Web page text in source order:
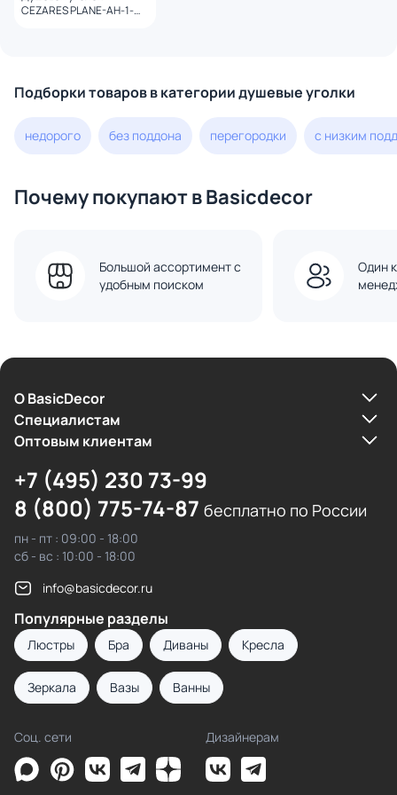
CEZARES PLANE-AH-1-
Подборки товаров в категории душевые уголки
недорого без поддона перегородки с низким
Почему покупают в Basicdecor
Большой ассортимент с
удобным поиском
Один
О BasicDecor
Cпециалистам
Оптовым клиентам
+7 (495) 230 73-99
8 (800) 775-74-87 бесплатно по России
пн - пт : 09:00 - 18:00
сб - вс : 10:00 - 18:00
info@basicdecor.ru
Популярные разделы
Люстры Бра Диваны Кресла
Зеркала Вазы Ванны
Соц. сети Дизайнерам